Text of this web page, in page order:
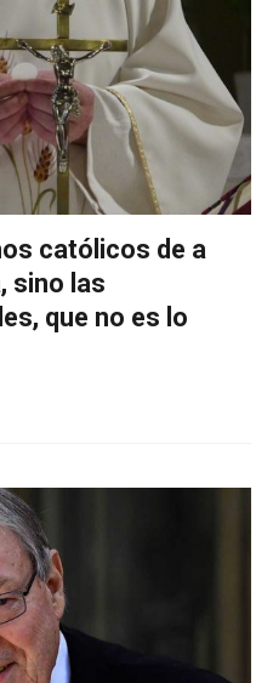
católicos de a
sino las
que no es lo